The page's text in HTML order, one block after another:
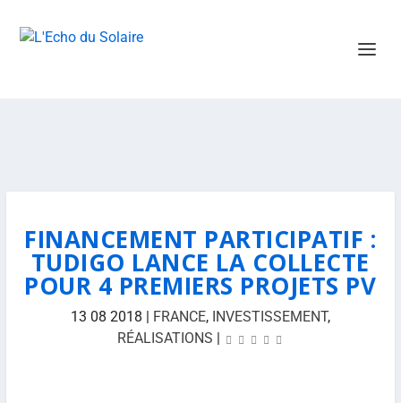
FINANCEMENT PARTICIPATIF :
TUDIGO LANCE LA COLLECTE
POUR 4 PREMIERS PROJETS PV
13 08 2018 | FRANCE, INVESTISSEMENT,
RÉALISATIONS |